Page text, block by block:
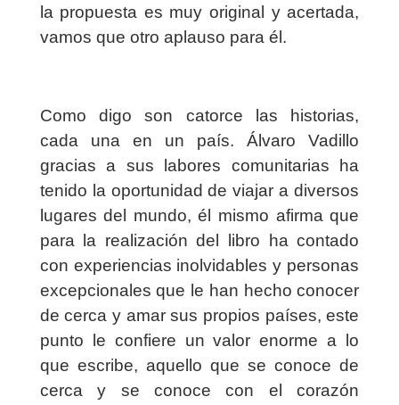
la propuesta es muy original y acertada,
vamos que otro aplauso para él.
Como digo son catorce las historias,
cada una en un país. Álvaro Vadillo
gracias a sus labores comunitarias ha
tenido la oportunidad de viajar a diversos
lugares del mundo, él mismo afirma que
para la realización del libro ha contado
con experiencias inolvidables y personas
excepcionales que le han hecho conocer
de cerca y amar sus propios países, este
punto le confiere un valor enorme a lo
que escribe, aquello que se conoce de
cerca y se conoce con el corazón